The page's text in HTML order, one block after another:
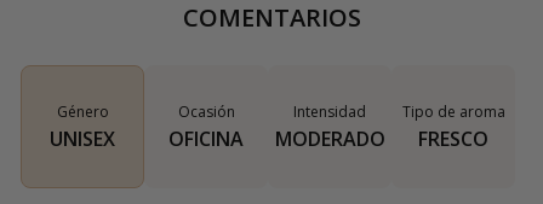
COMENTARIOS
Género
UNISEX
Ocasión
OFICINA
Intensidad
MODERADO
Tipo de aroma
FRESCO